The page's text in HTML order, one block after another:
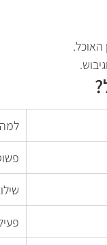
האוכל.